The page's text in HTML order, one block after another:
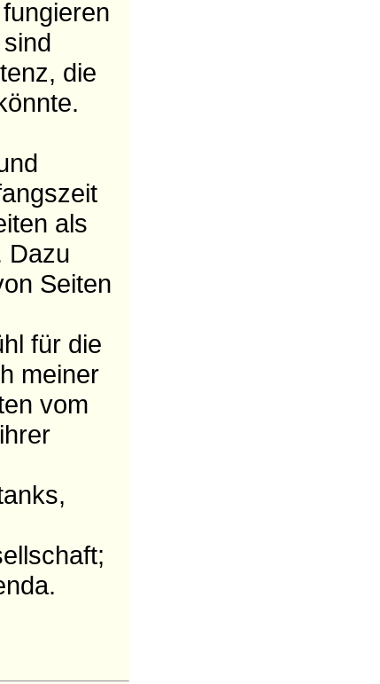
die
als
Dazu
Seiten
für die
meiner
vom